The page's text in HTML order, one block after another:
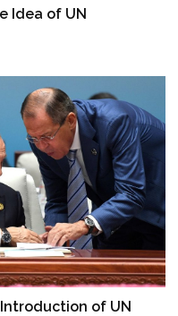
Idea of UN
of UN